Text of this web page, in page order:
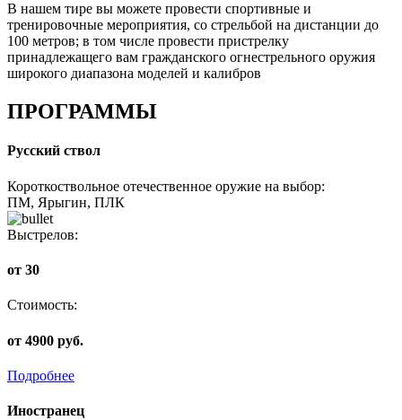
В нашем тире вы можете провести спортивные и
тренировочные мероприятия, со стрельбой на дистанции до
100 метров; в том числе провести пристрелку
принадлежащего вам гражданского огнестрельного оружия
широкого диапазона моделей и калибров
ПРОГРАММЫ
Русский ствол
Короткоствольное отечественное оружие на выбор:
ПМ, Ярыгин, ПЛК
Выстрелов:
от 30
Стоимость:
от 4900 руб.
Подробнее
Иностранец